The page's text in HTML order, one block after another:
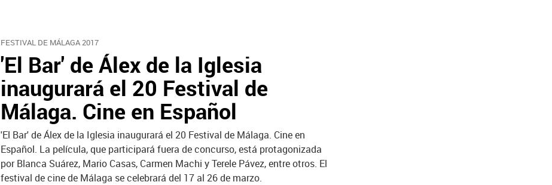
FESTIVAL DE MÁLAGA 2017
'El Bar' de Álex de la Iglesia
inaugurará el 20 Festival de
Málaga. Cine en Español
'El Bar' de Álex de la Iglesia inaugurará el 20 Festival de Málaga. Cine en
Español. La película, que participará fuera de concurso, está protagonizada
por Blanca Suárez, Mario Casas, Carmen Machi y Terele Pávez, entre otros. El
festival de cine de Málaga se celebrará del 17 al 26 de marzo.